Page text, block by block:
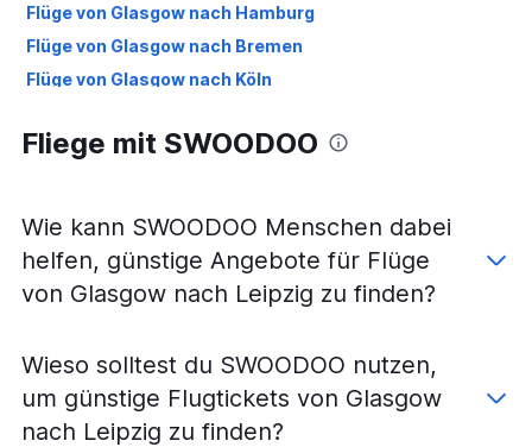
Flüge von Glasgow nach Hamburg
Flüge von Glasgow nach Bremen
Flüge von Glasgow nach Köln
Flüge von Glasgow Prestwick nach Frankfurt am Main
Flüge von Glasgow nach Dresden
Flüge von Glasgow nach Memmingen
Fliege mit SWOODOO
Wie kann SWOODOO Menschen dabei
helfen, günstige Angebote für Flüge
von Glasgow nach Leipzig zu finden?
Wieso solltest du SWOODOO nutzen,
um günstige Flugtickets von Glasgow
nach Leipzig zu finden?